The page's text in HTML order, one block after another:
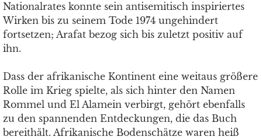
Nationalrates konnte sein antisemitisch inspiriertes
Wirken bis zu seinem Tode 1974 ungehindert
fortsetzen; Arafat bezog sich bis zuletzt positiv auf
ihn.
Dass der afrikanische Kontinent eine weitaus größere
Rolle im Krieg spielte, als sich hinter den Namen
Rommel und El Alamein verbirgt, gehört ebenfalls
zu den spannenden Entdeckungen, die das Buch
bereithält. Afrikanische Bodenschätze waren heiß